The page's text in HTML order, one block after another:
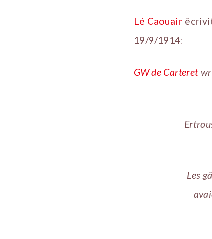
Lé Caouain
19/9/1914:
GW de Carteret
Les